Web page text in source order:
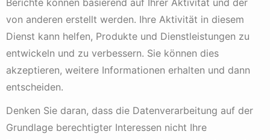
Beim Leerverkauf verkauft ein Anleger Aktien, die er
nicht besitzt, in der Hoffnung, dass der Kurs der
Aktie fällt.
niedrigeren Preis zurückkaufen und sie an den
Verleiher zurückgeben, wodurch er einen Gewinn
erzielt.
zu einem höheren Preis zurückkaufen und erleidet
einen Verlust.
von anderen erstellt werden. Ihre Aktivität in diesem
Dienst kann helfen, Produkte und Dienstleistungen zu
entwickeln und zu verbessern. Sie können dies
akzeptieren, weitere Informationen erhalten und dann
entscheiden.
Denken Sie daran, dass die Datenverarbeitung auf der
Grundlage berechtigter Interessen nicht Ihre